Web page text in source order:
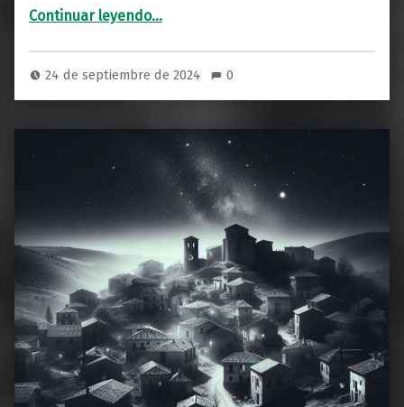
Continuar leyendo“Inteligencia Artificial: ¿La Clave para Resolver Misterios Paranormales?”
…
24 de septiembre de 2024 0